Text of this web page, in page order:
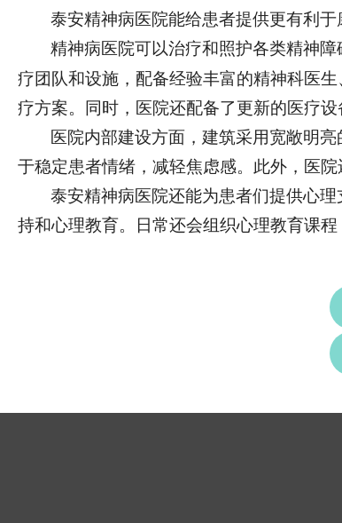
泰安精神病医院能给患者提供更有利于
精神病医院可以治疗和照护各类精神障
疗团队和设施，配备经验丰富的精神科医
疗方案。同时，医院还配备了更新的医疗
医院内部建设方面，建筑采用宽敞明
于稳定患者情绪，减轻焦虑感。此外，医
泰安精神病医院还能为患者们提供心
持和心理教育。日常还会组织心理教育课